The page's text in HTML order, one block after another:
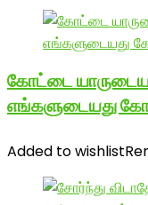
கோட்டை
எங்களுடையது
Added to wishlist